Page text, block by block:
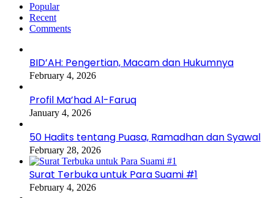
Popular
Recent
Comments
BID’AH: Pengertian, Macam dan Hukumnya
February 4, 2026
Profil Ma’had Al-Faruq
January 4, 2026
50 Hadits tentang Puasa, Ramadhan dan Syawal
February 28, 2026
Surat Terbuka untuk Para Suami #1
February 4, 2026